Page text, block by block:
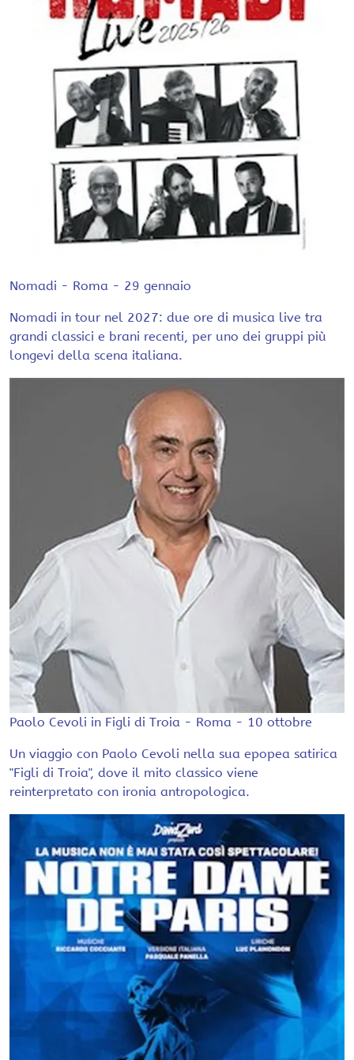
Nomadi - Roma - 29 gennaio
Nomadi in tour nel 2027: due ore di musica live tra
grandi classici e brani recenti, per uno dei gruppi più
longevi della scena italiana.
Paolo Cevoli in Figli di Troia - Roma - 10 ottobre
Un viaggio con Paolo Cevoli nella sua epopea satirica
"Figli di Troia", dove il mito classico viene
reinterpretato con ironia antropologica.